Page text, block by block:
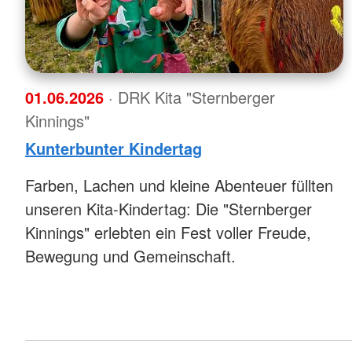
01.06.2026 · DRK Kita "Sternberger
Kinnings"
Kunterbunter Kindertag
Farben, Lachen und kleine Abenteuer füllten
unseren Kita-Kindertag: Die "Sternberger
Kinnings" erlebten ein Fest voller Freude,
Bewegung und Gemeinschaft.